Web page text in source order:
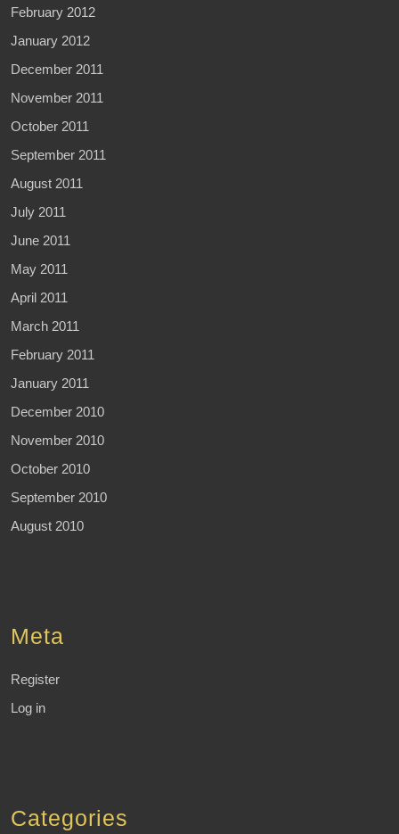
February 2012
January 2012
December 2011
November 2011
October 2011
September 2011
August 2011
July 2011
June 2011
May 2011
April 2011
March 2011
February 2011
January 2011
December 2010
November 2010
October 2010
September 2010
August 2010
Meta
Register
Log in
Categories